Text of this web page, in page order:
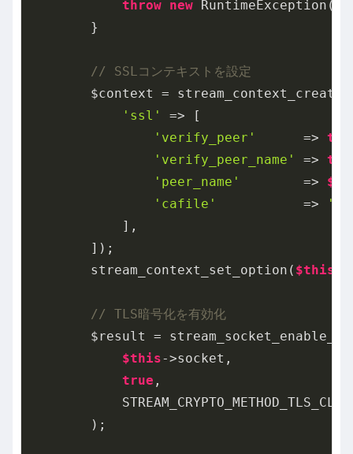
throw new RuntimeException(
        }
// SSLコンテキストを設定
$context =
'ssl'
=> [
'verify_peer'
      =>
'verify_peer_name'
=>
'peer_name'
        =>
'cafile'
           =>
'/
            ],
        ]);
        stream_context_set_option(
$this
// TLS暗号化を有効化
$result =
$this->socket,
true ,
        );